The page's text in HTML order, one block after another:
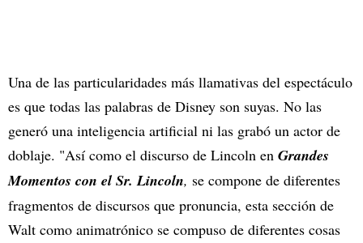
Una de las particularidades más llamativas del espectáculo
es que todas las palabras de Disney son suyas. No las
generó una inteligencia artificial ni las grabó un actor de
doblaje. "Así como el discurso de Lincoln en Grandes
Momentos con el Sr. Lincoln, se compone de diferentes
fragmentos de discursos que pronuncia, esta sección de
Walt como animatrónico se compuso de diferentes cosas